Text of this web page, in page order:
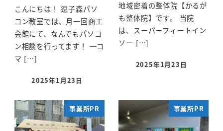
こんにちは！ 逗子森パソ
コン教室では、月一回商工
会館にて、なんでもパソコ
ン相談を行ってます！ 一コ
マ […]
2025年1月23日
地域密着の整体院【かるが
も整体院】です。 当院
は、スーパーフィートイン
ソー […]
2025年1月23日
事業所PR 事業所PR